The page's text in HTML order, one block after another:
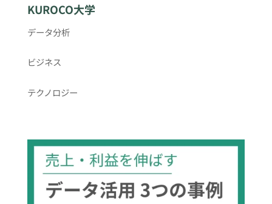
KUROCO大学
データ分析
ビジネス
テクノロジー